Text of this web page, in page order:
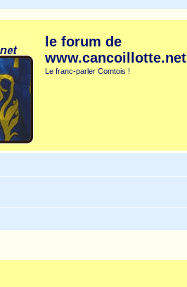
le forum de
www.cancoillotte.net
Le franc-parler Comtois !